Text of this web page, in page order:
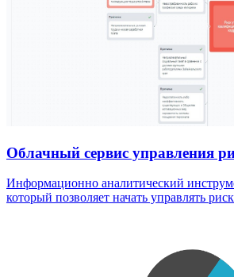
Облачный сервис управления
Информационно аналитический
который позволяет начать управлять